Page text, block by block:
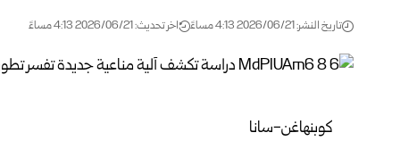
تاريخ النشر: 2026/06/21 4:13 مساءً اخر تحديث: 2026/06/21 4:13 مساءً
كوبنهاغن-سانا